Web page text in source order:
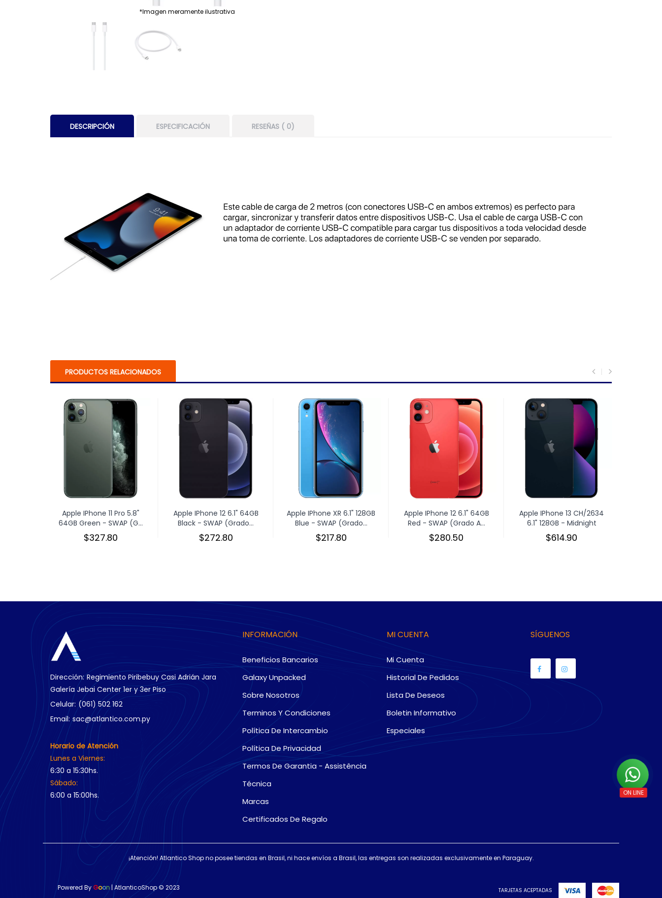
*Imagen meramente ilustrativa
DESCRIPCIÓN ESPECIFICACIÓN RESEÑAS ( 0)
PRODUCTOS RELACIONADOS
Apple IPhone 11 Pro 5.8"
64GB Green - SWAP (G...
$327.80
Apple IPhone 12 6.1" 64GB
Black - SWAP (Grado...
$272.80
Apple IPhone XR 6.1" 128GB
Blue - SWAP (Grado...
$217.80
Apple IPhone 12 6.1" 64GB
Red - SWAP (Grado A...
$280.50
Apple IPhone 13 CH/2634
6.1" 128GB - Midnight
$614.90
Dirección: Regimiento Piribebuy Casi Adrián Jara
Galería Jebai Center 1er y 3er Piso
Celular: (061) 502 162
Email: sac@atlantico.com.py
Horario de Atención
Lunes a Viernes:
6:30 a 15:30hs.
Sábado:
6:00 a 15:00hs.
INFORMACIÓN
Beneficios Bancarios
Galaxy Unpacked
Sobre Nosotros
Terminos Y Condiciones
Política De Intercambio
Política De Privacidad
Termos De Garantia - Assistência
Técnica
Marcas
Certificados De Regalo
MI CUENTA
Mi Cuenta
Historial De Pedidos
Lista De Deseos
Boletin Informativo
Especiales
SÍGUENOS
¡Atención! Atlantico Shop no posee tiendas en Brasil, ni hace envíos a Brasil, las entregas son realizadas exclusivamente en Paraguay.
Powered By Goon| AtlanticoShop © 2023 TARJETAS ACEPTADAS